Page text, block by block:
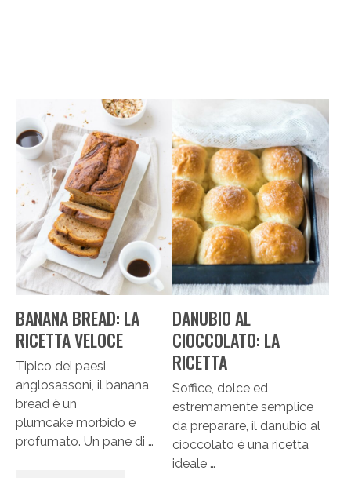
BANANA BREAD: LA
RICETTA VELOCE
Tipico dei paesi
anglosassoni, il banana
bread è un
plumcake morbido e
profumato. Un pane di …
DANUBIO AL
CIOCCOLATO: LA
RICETTA
Soffice, dolce ed
estremamente semplice
da preparare, il danubio al
cioccolato è una ricetta
ideale …